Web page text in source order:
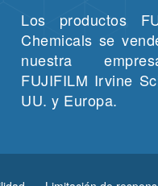
Los productos
Chemicals se
nuestra
FUJIFILM Irvine
UU. y Europa.